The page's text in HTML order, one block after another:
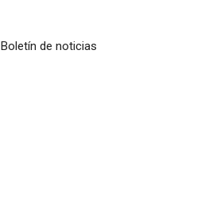
Boletín de noticias